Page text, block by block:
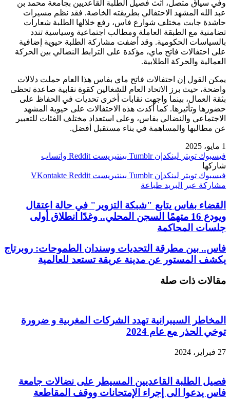
وفي سياق متصل، أثث فصيل الطلبة القاعديين بجامعة محمد بن
عبد الله المشهد الاحتفالي بطريقته الخاصة. فقد نظم مسيرات
حاشدة جابت مختلف شوارع فاس، رفع خلالها الطلبة شعارات
تضامنية مع الطبقة العاملة ومطالب اجتماعية وسياسية تندد
بالسياسات الحكومية. وقد أضفت مشاركة الطلبة حيوية إضافية
على احتفالات فاتح ماي، مؤكدة على الترابط النضالي بين الحركة
العمالية والحركة الطلابية.
يمكن القول إن احتفالات فاتح ماي بفاس هذا العام حملت دلالات
واضحة، حيث برز الاتحاد العام للشغالين كقوة نقابية صاعدة تحظى
بثقة العمال، بينما واجهت نقابات أخرى تحديات في الحفاظ على
حضورها وتأثيرها. كما أكدت هذه الاحتفالات على حيوية المشهد
الاجتماعي والنضالي بفاس، وعلى استعداد مختلف الفئات للتعبير
عن مطالبها والمساهمة في بناء مستقبل أفضل.
1 مايو، 2025
فيسبوك تويتر لينكدإن بينتيريست
واتساب
شاركها
فيسبوك تويتر لينكدإن بينتيريست
مشاركة عبر البريد طباعة
القضاء بفاس يتابع "شبكة التزوير" في حالة اعتقال
ويودع 16 متهمًا السجن المحلي.. وغدًا انطلاق أولى
جلسات المحاكمة
فاس.. بين مطرقة التحديات وسندان الطموحات: روبرتاج
يكشف المستور عن مدينة عريقة تستعد للعالمية
مقالات ذات صلة
المخاطر السيبرانية تهدد الشركات المغربية و ضرورة
توخي الحذر مع عام 2024
27 فبراير، 2024
فصيل الطلبة القاعديين المسيطر على نضالات جامعة
فاس يدعوا الى إجراء الإمتحانات ووقف المقاطعة